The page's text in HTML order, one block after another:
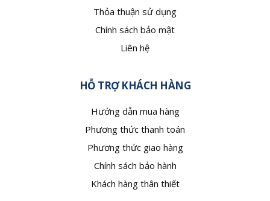
Thỏa thuận sử dụng
Chính sách bảo mật
Liên hệ
HỖ TRỢ KHÁCH HÀNG
Hướng dẫn mua hàng
Phương thức thanh toán
Phương thức giao hàng
Chính sách bảo hành
Khách hàng thân thiết